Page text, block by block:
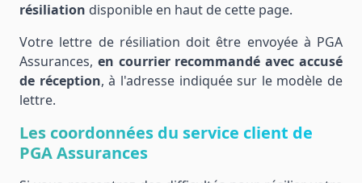
résiliation disponible en haut de cette page.
Votre lettre de résiliation doit être envoyée à PGA
Assurances, en courrier recommandé avec accusé
de réception, à l'adresse indiquée sur le modèle de
lettre.
Les coordonnées du service client de
PGA Assurances